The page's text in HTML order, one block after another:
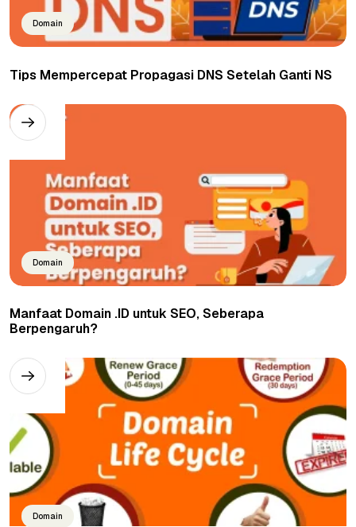
Domain
Tips Mempercepat Propagasi DNS Setelah Ganti NS
Domain
Manfaat Domain .ID untuk SEO, Seberapa
Berpengaruh?
Domain